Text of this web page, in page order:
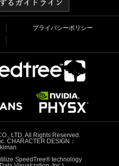
プライバシーポリシー
LTD. All Rights Reserved.
CHARACTER DESIGN：
SpeedTree® technology